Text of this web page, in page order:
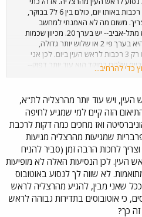
לאתר הרכבת וראיתח שיש... 3 רכבות באותו יום, כולם בין 6 ל7 בבוקר,
משום מה לא האמנתי למחשב
והחלטתי לבדוק כמה רכבות יש מתל-אביב-- יש בערך 20. מכיוון שכמות
הרכבות ביום מהרצליה לת"א היא בערך פי 2 או שלוש יותר גדולה,
התקשיתי להבין כיצד ייתכן שיש רק 3 רכבות לראש העין ביום. לכן אני
שלהם במוקד הוא עוד יותר דפוק--
שאין רכבות בכלל מהרצליה לראש
העין, היא סירבה להבין אותי (יותר
לזאת אני כנראה אקח אוטובוס. נ.ב.
כאלה מונגולוידים?
כדי להרחיב...
לראש העין, ויש עוד יותר מהרצליה לת"א,
הזה קיים למי שמגיע לחיפה
ואז מחכים כמה דקות לרכבת
שמגיעות מהרצליה מגיעות
לחכות הרבה זמן (סביר להניח
העין. לכן הנסיעות האלה לא מופיעות
לא שווה לך לנסוע באוטובוס
שאני מבין, להגיע מהרצליה לראש
כי אוטובוסים בתדירות גבוהה לראש
כך?